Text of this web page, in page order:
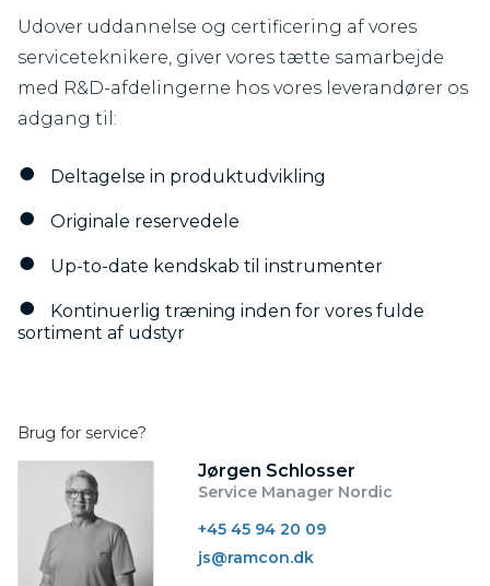
Udover uddannelse og certificering af vores
serviceteknikere, giver vores tætte samarbejde
med R&D-afdelingerne hos vores leverandører os
adgang til:
Deltagelse in produktudvikling
Originale reservedele
Up-to-date kendskab til instrumenter
Kontinuerlig træning inden for vores fulde
sortiment af udstyr
Brug for service?
Jørgen Schlosser
Service Manager Nordic
+45 45 94 20 09
js@ramcon.dk